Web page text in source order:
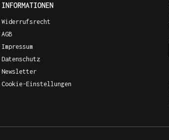
INFORMATIONEN
Widerrufsrecht
AGB
Impressum
Datenschutz
Newsletter
Cookie-Einstellungen